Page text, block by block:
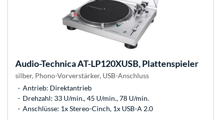
Audio-TechnicaAT-LP120XUSB, Plattenspieler
silber, Phono-Vorverstärker, USB-Anschluss
Antrieb: Direktantrieb
Drehzahl: 33 U/min., 45 U/min., 78 U/min.
Anschlüsse: 1x Stereo-Cinch, 1x USB-A 2.0